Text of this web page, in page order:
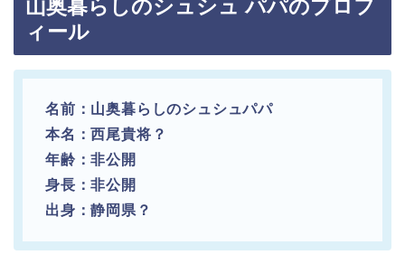
山奥暮らしのシュシュ パパのプロフ
ィール
名前：山奥暮らしのシュシュパパ
本名：西尾貴将？
年齢：非公開
身長：非公開
出身：静岡県？